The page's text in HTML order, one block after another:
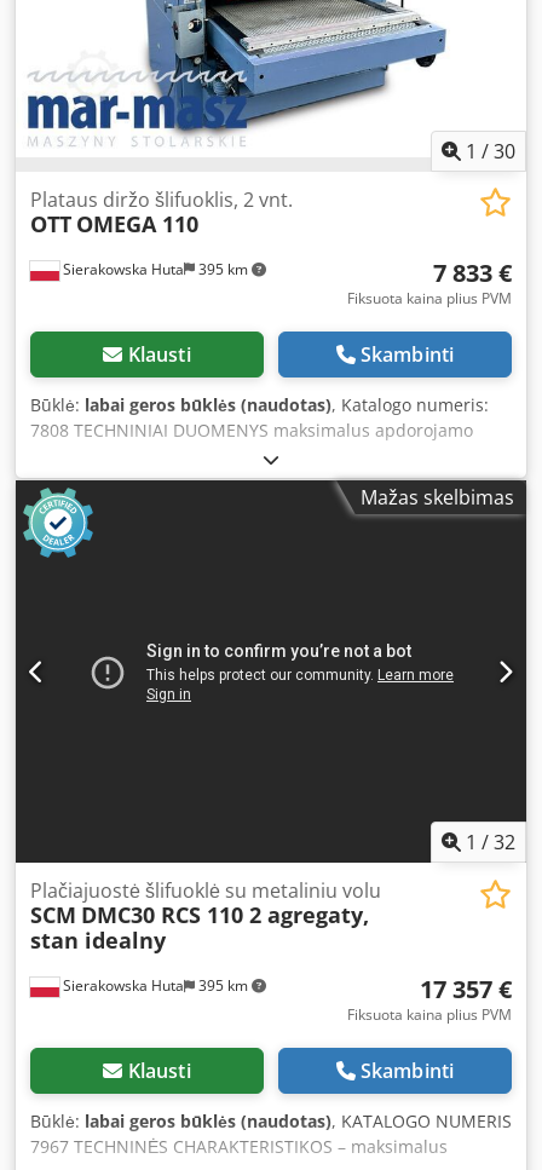
1 /30
Sierakowska Huta 395 km
Plataus diržo šlifuoklis, 2 vnt.
OTT OMEGA 110
7 833 €
Fiksuota kaina plius PVM
Klausti Skambinti
Būklė: labai geros būklės (naudotas), Katalogo numeris:
7808 TECHNINIAI DUOMENYS maksimalus apdorojamo
elemento plotis: 1100 mm maksimalus apdorojamo
elemento aukštis: 160 mm 2 agregatai: 1) gofruotas gumos
volas, skirtas kalibravimui 2) gumos volas + įvadas +
metalinis volas – iš viršaus 2 metaliniai volai, slystantys
agregatai valymo šepetys – iš apačios traukiamoji juosta
pneumatinis įvadas darbinis slėgis 6–8 bar ištraukimo
antgalio skersmuo 2 x 160 mm, 1 x 120 mm bendri
matmenys (ilgis/plotis/aukštis) 2700 x 2100 x 2200 mm
priklausomai nuo 4,2 EUR kurso (Kainos gali keistis dėl
didesnių svyravimų)
Mažas skelbimas
1 /32
Sierakowska Huta 395 km
Plačiajuostė šlifuoklė su metaliniu volu
SCM DMC30 RCS 110 2 agregaty,
stan idealny
17 357 €
Fiksuota kaina plius PVM
Klausti Skambinti
Būklė: labai geros būklės (naudotas), KATALOGO NUMERIS
7967 TECHNINĖS CHARAKTERISTIKOS – maksimalus